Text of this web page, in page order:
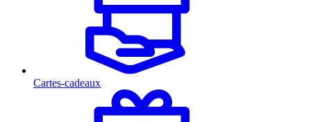
Cartes-cadeaux